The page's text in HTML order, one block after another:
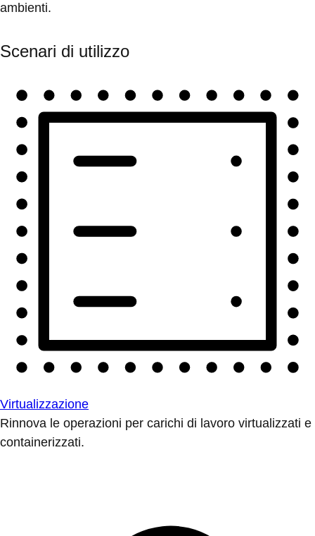
ambienti.
Scenari di utilizzo
Virtualizzazione
Rinnova le operazioni per carichi di lavoro virtualizzati e
containerizzati.